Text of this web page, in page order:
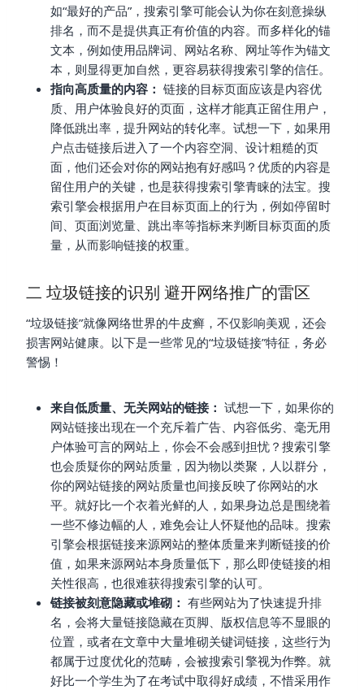
如“最好的产品”，搜索引擎可能会认为你在刻意操纵
排名，而不是提供真正有价值的内容。而多样化的锚
文本，例如使用品牌词、网站名称、网址等作为锚文
本，则显得更加自然，更容易获得搜索引擎的信任。
指向高质量的内容： 链接的目标页面应该是内容优
质、用户体验良好的页面，这样才能真正留住用户，
降低跳出率，提升网站的转化率。试想一下，如果用
户点击链接后进入了一个内容空洞、设计粗糙的页
面，他们还会对你的网站抱有好感吗？优质的内容是
留住用户的关键，也是获得搜索引擎青睐的法宝。搜
索引擎会根据用户在目标页面上的行为，例如停留时
间、页面浏览量、跳出率等指标来判断目标页面的质
量，从而影响链接的权重。
二 垃圾链接的识别 避开网络推广的雷区
“垃圾链接”就像网络世界的牛皮癣，不仅影响美观，还会
损害网站健康。以下是一些常见的“垃圾链接”特征，务必
警惕！
来自低质量、无关网站的链接： 试想一下，如果你的
网站链接出现在一个充斥着广告、内容低劣、毫无用
户体验可言的网站上，你会不会感到担忧？搜索引擎
也会质疑你的网站质量，因为物以类聚，人以群分，
你的网站链接的网站质量也间接反映了你网站的水
平。就好比一个衣着光鲜的人，如果身边总是围绕着
一些不修边幅的人，难免会让人怀疑他的品味。搜索
引擎会根据链接来源网站的整体质量来判断链接的价
值，如果来源网站本身质量低下，那么即使链接的相
关性很高，也很难获得搜索引擎的认可。
链接被刻意隐藏或堆砌： 有些网站为了快速提升排
名，会将大量链接隐藏在页脚、版权信息等不显眼的
位置，或者在文章中大量堆砌关键词链接，这些行为
都属于过度优化的范畴，会被搜索引擎视为作弊。就
好比一个学生为了在考试中取得好成绩，不惜采用作